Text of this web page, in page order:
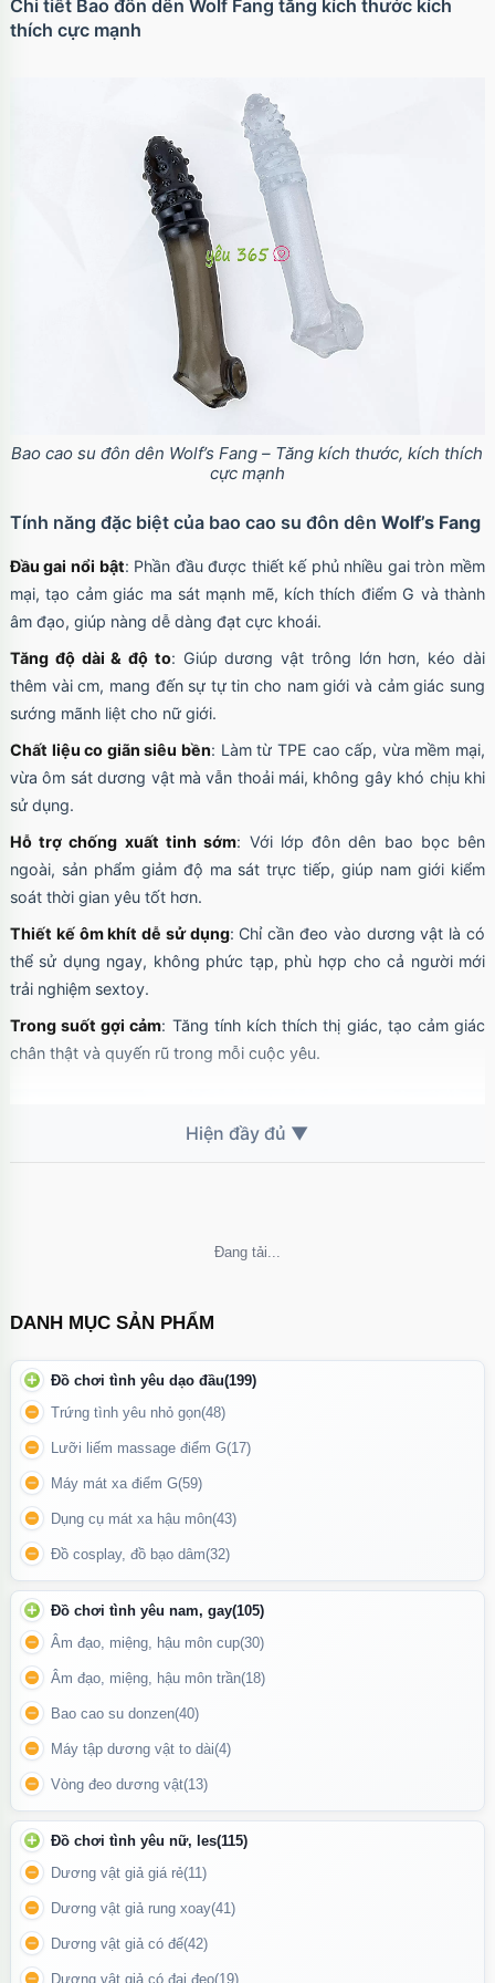
Chi tiết Bao đôn dên Wolf Fang tăng kích thước kích
thích cực mạnh
Bao cao su đôn dên Wolf’s Fang – Tăng kích thước, kích thích
cực mạnh
Tính năng đặc biệt của bao cao su đôn dên Wolf’s Fang
Đầu gai nổi bật: Phần đầu được thiết kế phủ nhiều gai tròn mềm
mại, tạo cảm giác ma sát mạnh mẽ, kích thích điểm G và thành
âm đạo, giúp nàng dễ dàng đạt cực khoái.
Tăng độ dài & độ to: Giúp dương vật trông lớn hơn, kéo dài
thêm vài cm, mang đến sự tự tin cho nam giới và cảm giác sung
sướng mãnh liệt cho nữ giới.
Chất liệu co giãn siêu bền: Làm từ TPE cao cấp, vừa mềm mại,
vừa ôm sát dương vật mà vẫn thoải mái, không gây khó chịu khi
sử dụng.
Hỗ trợ chống xuất tinh sớm: Với lớp đôn dên bao bọc bên
ngoài, sản phẩm giảm độ ma sát trực tiếp, giúp nam giới kiểm
soát thời gian yêu tốt hơn.
Thiết kế ôm khít dễ sử dụng: Chỉ cần đeo vào dương vật là có
thể sử dụng ngay, không phức tạp, phù hợp cho cả người mới
trải nghiệm sextoy.
Trong suốt gợi cảm: Tăng tính kích thích thị giác, tạo cảm giác
chân thật và quyến rũ trong mỗi cuộc yêu.
Kiểu dáng trong suốt sang trọng vừa gợi cảm vừa tăng phần
hưng phấn khi quan sát trực tiếp.
Công dụng:
Giúp nam giới kéo dài thời gian quan hệ.
Tạo cảm giác mới lạ, mạnh mẽ và đầy kích thích cho nữ giới.
Hỗ trợ cải thiện đời sống tình dục, giúp các cặp đôi thêm gắn
kết và thăng hoa.
Không thể tải nội dung
DANH MỤC SẢN PHẨM
Đồ chơi tình yêu dạo đầu(199)
Trứng tình yêu nhỏ gọn(48)
Lưỡi liếm massage điểm G(17)
Máy mát xa điểm G(59)
Dụng cụ mát xa hậu môn(43)
Đồ cosplay, đồ bạo dâm(32)
Đồ chơi tình yêu nam, gay(105)
Âm đạo, miệng, hậu môn cup(30)
Âm đạo, miệng, hậu môn trần(18)
Bao cao su donzen(40)
Máy tập dương vật to dài(4)
Vòng đeo dương vật(13)
Đồ chơi tình yêu nữ, les(115)
Dương vật giả giá rẻ(11)
Dương vật giả rung xoay(41)
Dương vật giả có đế(42)
Dương vật giả có đai đeo(19)